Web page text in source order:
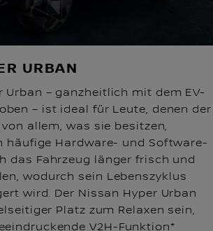
URBAN
Urban – ganzheitlich mit dem EV-
– ist ideal für Leute, denen der
allem, was sie besitzen,
häufige Hardware- und Software-
das Fahrzeug länger frisch und
wodurch sein Lebenszyklus
wird. Der Nissan Hyper Urban
Platz zum Relaxen sein,
V2H-Funktion*